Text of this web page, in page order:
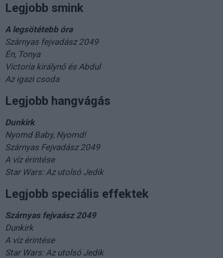
Legjobb smink
A legsötétebb óra
Szárnyas fejvadász 2049
Én, Tonya
Victoria királynő és Abdul
Az igazi csoda
Legjobb hangvágás
Dunkirk
Nyomd Baby, Nyomd!
Szárnyas Fejvadász 2049
A víz érintése
Star Wars: Az utolsó Jedik
Legjobb speciális effektek
Szárnyas fejvaász 2049
Dunkirk
A víz érintése
Star Wars: Az utolsó Jedik